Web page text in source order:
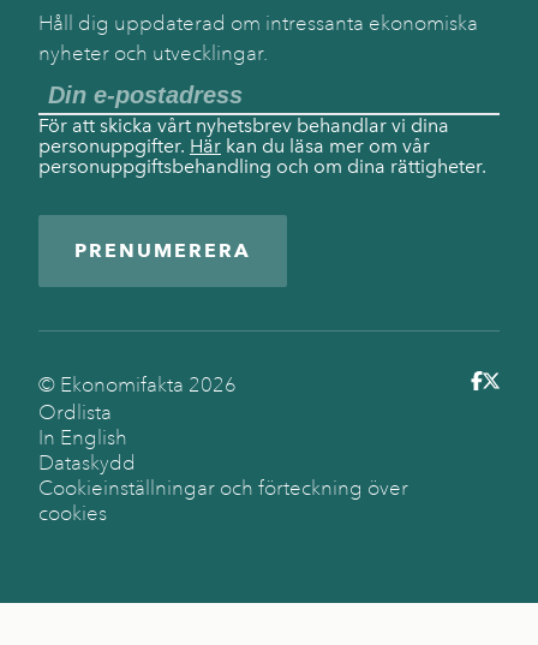
Håll dig uppdaterad om intressanta ekonomiska
nyheter och utvecklingar.
För att skicka vårt nyhetsbrev behandlar vi dina
personuppgifter. Här kan du läsa mer om vår
personuppgiftsbehandling och om dina rättigheter.
PRENUMERERA
© Ekonomifakta 2026
Ordlista
In English
Dataskydd
Cookieinställningar och förteckning över
cookies